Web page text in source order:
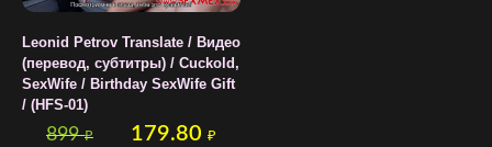
Leonid Petrov Translate / Видео
(перевод, субтитры) / Cuckold,
SexWife / Birthday SexWife Gift
/ (HFS-01)
899₽ 179.80 ₽